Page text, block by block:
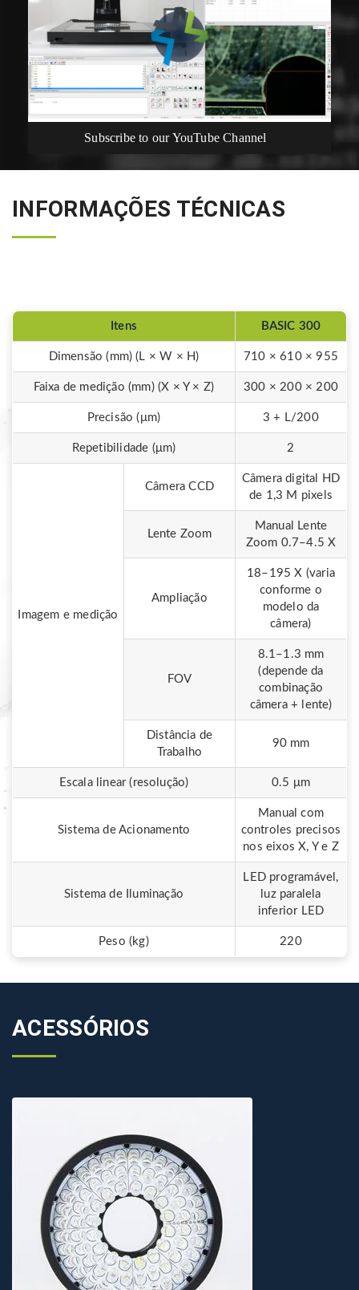
Subscribe to our YouTube Channel
INFORMAÇÕES TÉCNICAS
Itens BASIC 300
Dimensão (mm) (L × W × H) 710 × 610 × 955
Faixa de medição (mm) (X × Y × Z) 300 × 200 × 200
Precisão (μm) 3 + L/200
Repetibilidade (μm) 2
Imagem e medição
Câmera CCD
Câmera digital HD
de 1,3 M pixels
Lente Zoom
Manual Lente
Zoom 0.7–4.5 X
Ampliação
18–195 X (varia
conforme o
modelo da
câmera)
FOV
8.1–1.3 mm
(depende da
combinação
câmera + lente)
Distância de
Trabalho
90 mm
Escala linear (resolução) 0.5 μm
Sistema de Acionamento
Manual com
controles precisos
nos eixos X, Y e Z
Sistema de Iluminação
LED programável,
luz paralela
inferior LED
Peso (kg) 220
ACESSÓRIOS